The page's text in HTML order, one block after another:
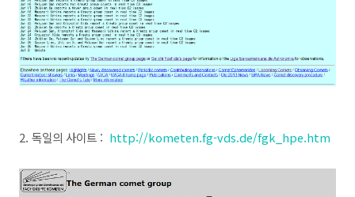
2. 독일의 사이트 : http://kometen.fg-vds.de/fgk_hpe.htm